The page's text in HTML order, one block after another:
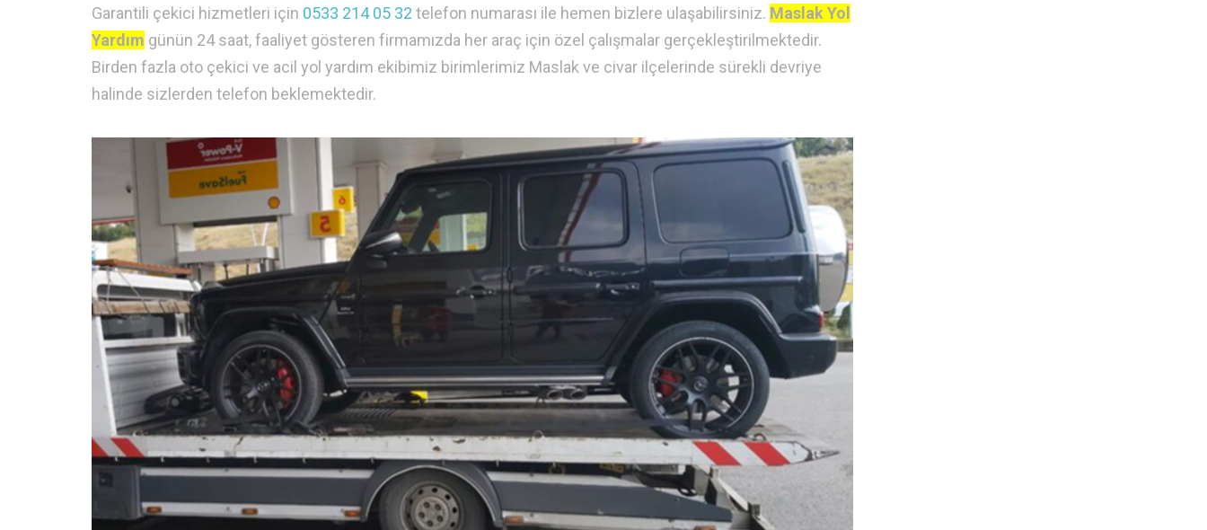
Garantili çekici hizmetleri için 0533 214 05 32 telefon numarası ile hemen bizlere ulaşabilirsiniz. Maslak Yol
Yardım günün 24 saat, faaliyet gösteren firmamızda her araç için özel çalışmalar gerçekleştirilmektedir.
Birden fazla oto çekici ve acil yol yardım ekibimiz birimlerimiz Maslak ve civar ilçelerinde sürekli devriye
halinde sizlerden telefon beklemektedir.